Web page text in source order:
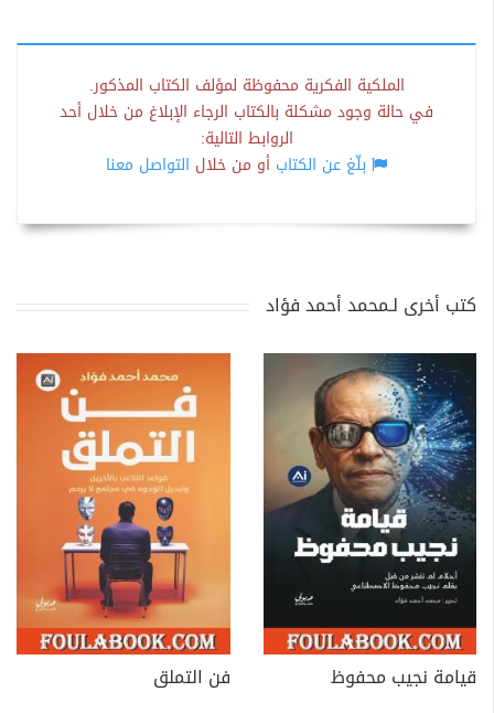
الملكية الفكرية محفوظة لمؤلف الكتاب المذكور.
في حالة وجود مشكلة بالكتاب الرجاء الإبلاغ من خلال أحد
الروابط التالية:
بلّغ عن الكتاب أو من خلال التواصل معنا
كتب أخرى لـمحمد أحمد فؤاد
قيامة نجيب محفوظ فن التملق